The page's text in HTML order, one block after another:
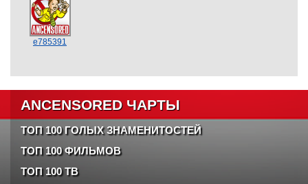
e785391
ANCENSORED ЧАРТЫ
ТОП 100 ГОЛЫХ ЗНАМЕНИТОСТЕЙ
ТОП 100 ФИЛЬМОВ
ТОП 100 ТВ